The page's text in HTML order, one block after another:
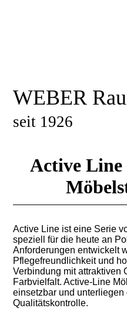
WEBER
seit 1926
Active Line
Active Line ist eine Serie
speziell für die heute an
Anforderungen entwickelt
Pflegefreundlichkeit und
Verbindung mit attraktiven
Farbvielfalt. Active-Line
einsetzbar und unterliegen
Qualitätskontrolle.